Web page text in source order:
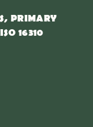
PRIMARY
16310